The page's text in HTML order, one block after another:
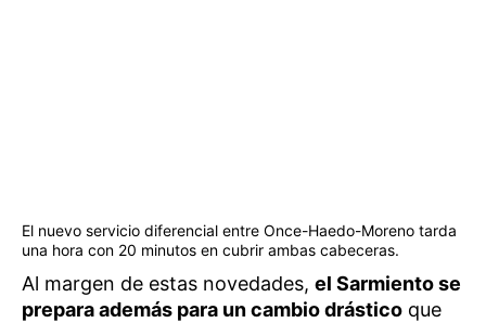
El nuevo servicio diferencial entre Once-Haedo-Moreno tarda
una hora con 20 minutos en cubrir ambas cabeceras.
Al margen de estas novedades, el Sarmiento se
prepara además para un cambio drástico que